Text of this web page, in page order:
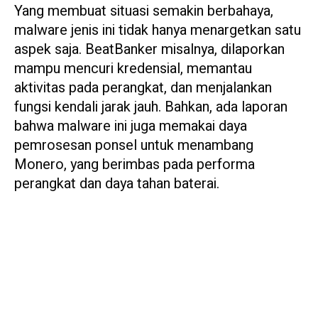
Yang membuat situasi semakin berbahaya,
malware jenis ini tidak hanya menargetkan satu
aspek saja. BeatBanker misalnya, dilaporkan
mampu mencuri kredensial, memantau
aktivitas pada perangkat, dan menjalankan
fungsi kendali jarak jauh. Bahkan, ada laporan
bahwa malware ini juga memakai daya
pemrosesan ponsel untuk menambang
Monero, yang berimbas pada performa
perangkat dan daya tahan baterai.